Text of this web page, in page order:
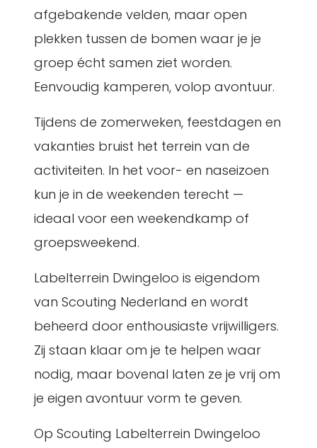
afgebakende velden, maar open
plekken tussen de bomen waar je je
groep écht samen ziet worden.
Eenvoudig kamperen, volop avontuur.
Tijdens de zomerweken, feestdagen en
vakanties bruist het terrein van de
activiteiten. In het voor- en naseizoen
kun je in de weekenden terecht —
ideaal voor een weekendkamp of
groepsweekend.
Labelterrein Dwingeloo is eigendom
van Scouting Nederland en wordt
beheerd door enthousiaste vrijwilligers.
Zij staan klaar om je te helpen waar
nodig, maar bovenal laten ze je vrij om
je eigen avontuur vorm te geven.
Op Scouting Labelterrein Dwingeloo